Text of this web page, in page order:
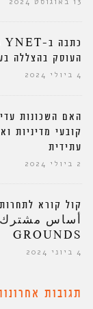
העוסק בהצללה
4 ביולי 2024
האם השכונות
קובעי מדיניות
עתידית
2 ביולי 2024
קול קורא
GROUNDS
4 ביוני 2024
תגובות